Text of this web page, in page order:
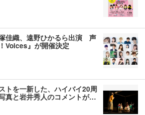
佳織、遠野ひかるら出演 声
Voices』が開催決定
トを一新した、ハイバイ20周
真と岩井秀人のコメントが…